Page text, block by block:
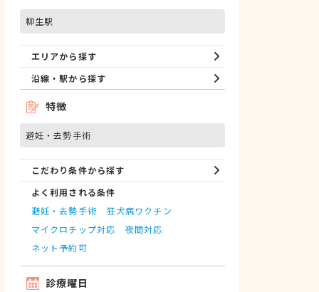
柳生駅
エリアから探す
沿線・駅から探す
特徴
避妊・去勢手術
こだわり条件から探す
よく利用される条件
避妊・去勢手術
狂犬病ワクチン
マイクロチップ対応
夜間対応
ネット予約可
診療曜日